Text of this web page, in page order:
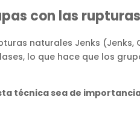
con las
naturales Jenks
lo que hace que los
técnica sea de